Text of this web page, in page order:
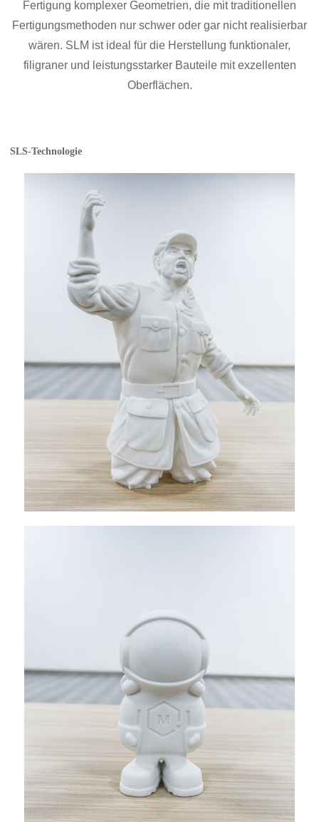
Fertigung komplexer Geometrien, die mit traditionellen
Fertigungsmethoden nur schwer oder gar nicht realisierbar
wären. SLM ist ideal für die Herstellung funktionaler,
filigraner und leistungsstarker Bauteile mit exzellenten
Oberflächen.
SLS-Technologie